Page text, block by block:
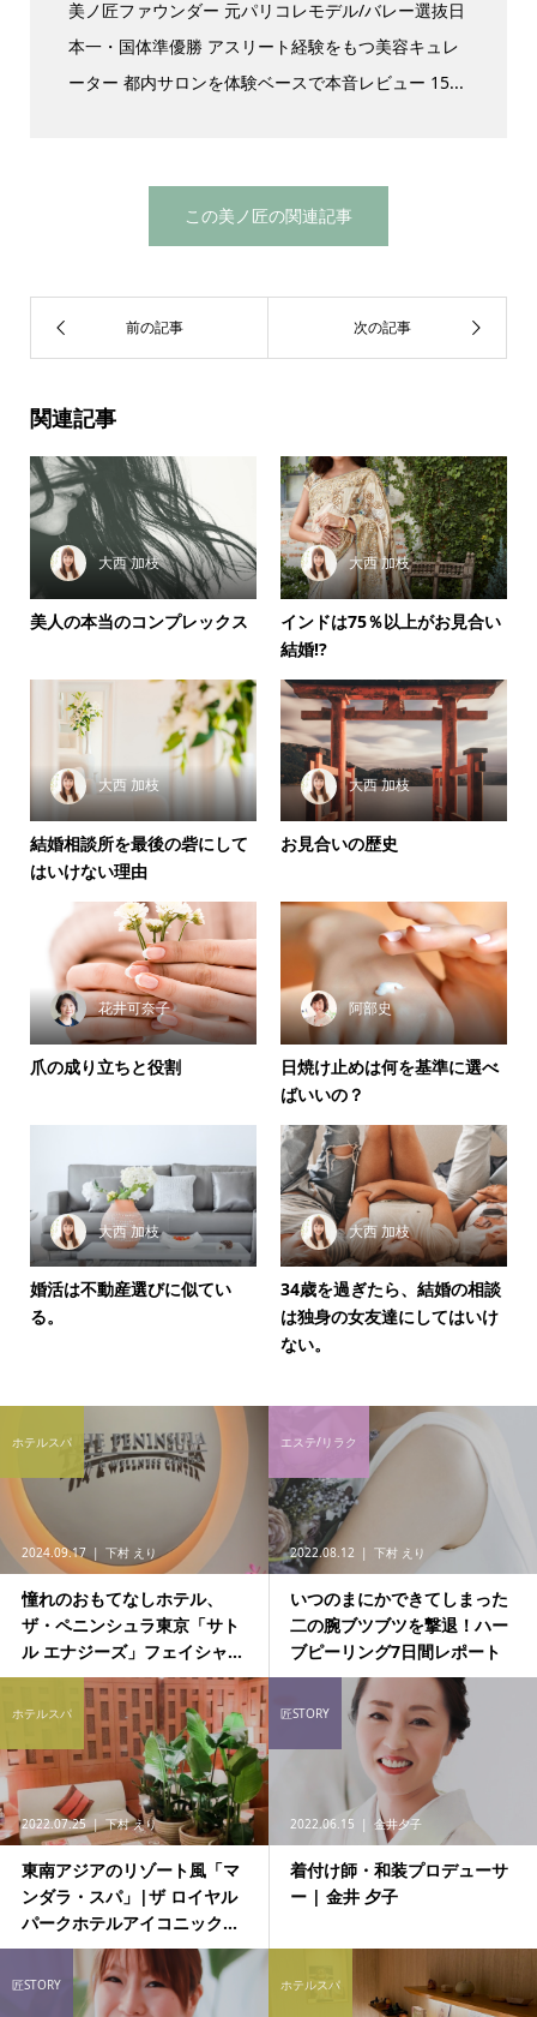
美ノ匠ファウンダー 元パリコレモデル/バレー選抜日
本一・国体準優勝 アスリート経験をもつ美容キュレ
ーター 都内サロンを体験ベースで本音レビュー 15...
この美ノ匠の関連記事
関連記事
大西 加枝
美人の本当のコンプレックス
大西 加枝
インドは75％以上がお見合い
結婚!?
大西 加枝
結婚相談所を最後の砦にして
はいけない理由
大西 加枝
お見合いの歴史
花井可奈子
爪の成り立ちと役割
阿部史
日焼け止めは何を基準に選べ
ばいいの？
大西 加枝
婚活は不動産選びに似てい
る。
大西 加枝
34歳を過ぎたら、結婚の相談
は独身の女友達にしてはいけ
ない。
2024.09.17 下村 えり
憧れのおもてなしホテル、
ザ・ペニンシュラ東京「サト
ル エナジーズ」フェイシャ...
ホテルスパ
2022.08.12 下村 えり
いつのまにかできてしまった
二の腕ブツブツを撃退！ハー
ブピーリング7日間レポート
エステ/リラク
2022.07.25 下村 えり
東南アジアのリゾート風「マ
ンダラ・スパ」|ザ ロイヤル
パークホテルアイコニック...
ホテルスパ
2022.06.15 金井夕子
着付け師・和装プロデューサ
ー | 金井 夕子
匠STORY
匠STORY ホテルスパ